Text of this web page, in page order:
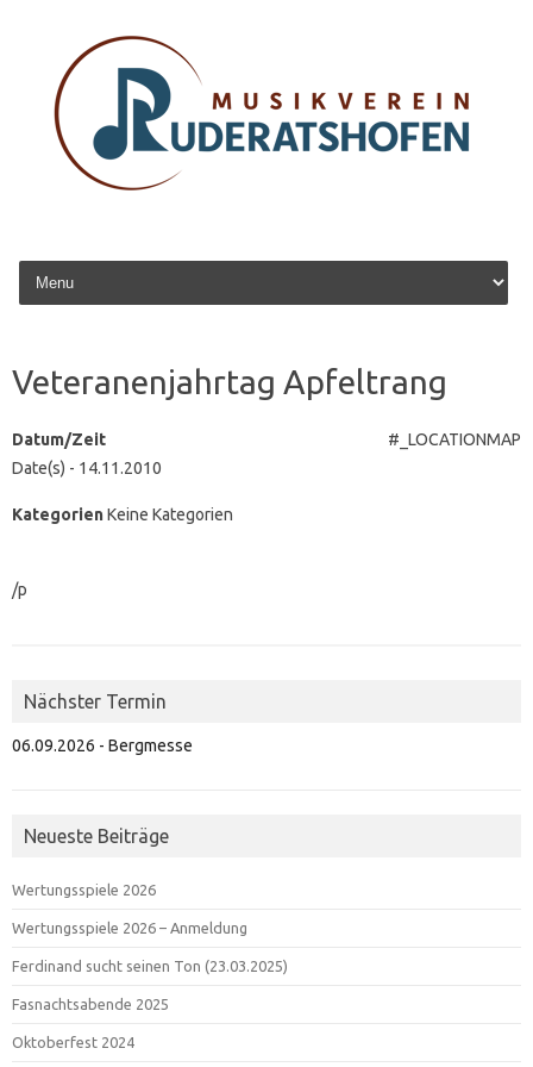
Zum Inhalt springen
Veteranenjahrtag Apfeltrang
#_LOCATIONMAP
Datum/Zeit
Date(s) - 14.11.2010
KategorienKeine Kategorien
/p
Nächster Termin
06.09.2026 - Bergmesse
Neueste Beiträge
Wertungsspiele 2026
Wertungsspiele 2026 – Anmeldung
Ferdinand sucht seinen Ton (23.03.2025)
Fasnachtsabende 2025
Oktoberfest 2024